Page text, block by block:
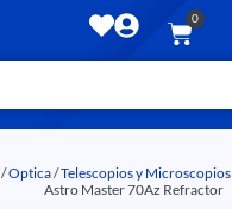
0
/Optica/Telescopios y Microscopios
Astro Master 70Az Refractor